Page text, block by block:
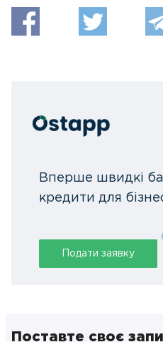
Вперше швидкі
кредити для
Подати заявку
Поставте своє